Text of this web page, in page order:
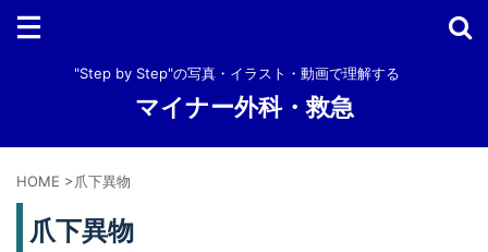
"Step by Step"の写真・イラスト・動画で理解する
マイナー外科・救急
HOME >爪下異物
爪下異物